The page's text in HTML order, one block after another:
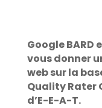
Google
vous donner
web sur la
Quality Rater
d’E-E-A-T.